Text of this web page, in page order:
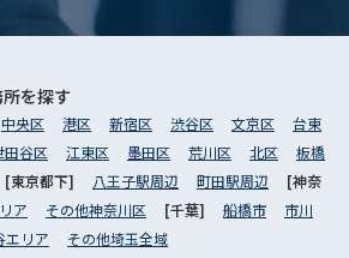
を探す
中央区 港区 新宿区 渋谷区 文京区
台東
田谷区 江東区 墨田区 荒川区 北区
板橋
[東京都下] 八王子駅周辺 町田駅周辺
[神奈
ア その他神奈川区 [千葉] 船橋市
市川
エリア その他埼玉全域